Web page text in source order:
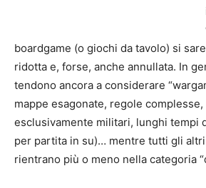
boardgame (o giochi da tavolo) si
ridotta e, forse, anche annullata. In
tendono ancora a considerare
mappe esagonate, regole
esclusivamente militari, lunghi tempi
per partita in su)… mentre tutti gli
rientrano più o meno nella categoria